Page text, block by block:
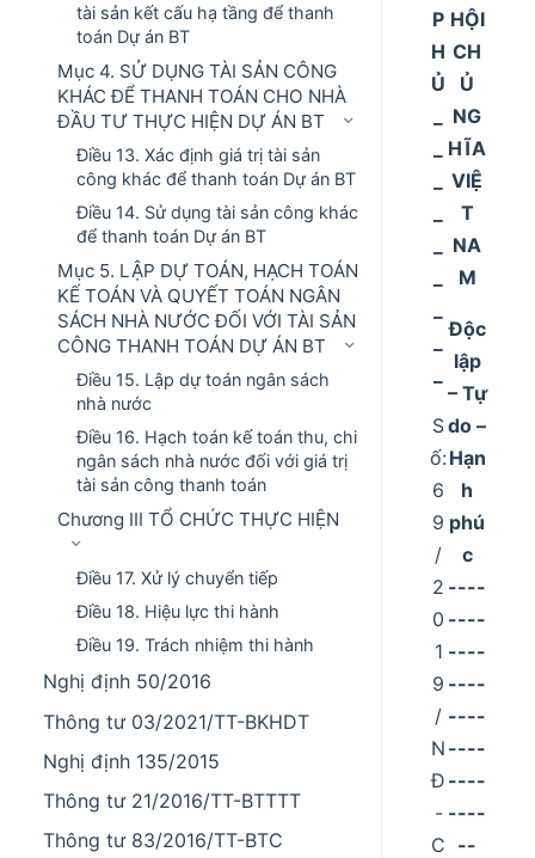
tài sản kết cấu hạ tầng để thanh
toán Dự án BT
Mục 4. SỬ DỤNG TÀI SẢN CÔNG
KHÁC ĐỂ THANH TOÁN CHO NHÀ
ĐẦU TƯ THỰC HIỆN DỰ ÁN BT
Điều 13. Xác định giá trị tài sản
công khác để thanh toán Dự án BT
Điều 14. Sử dụng tài sản công khác
để thanh toán Dự án BT
Mục 5. LẬP DỰ TOÁN, HẠCH TOÁN
KẾ TOÁN VÀ QUYẾT TOÁN NGÂN
SÁCH NHÀ NƯỚC ĐỐI VỚI TÀI SẢN
CÔNG THANH TOÁN DỰ ÁN BT
Điều 15. Lập dự toán ngân sách
nhà nước
Điều 16. Hạch toán kế toán thu, chi
ngân sách nhà nước đối với giá trị
tài sản công thanh toán
Chương III TỔ CHỨC THỰC HIỆN
Điều 17. Xử lý chuyển tiếp
Điều 18. Hiệu lực thi hành
Điều 19. Trách nhiệm thi hành
Nghị định 50/2016
Thông tư 03/2021/TT-BKHDT
Nghị định 135/2015
Thông tư 21/2016/TT-BTTTT
Thông tư 83/2016/TT-BTC
P
H
Ủ
S
ố:
6
9
/
2
0
1
9
/
N
Đ
-
C
HỘI
CH
Ủ
NG
HĨA
VIỆ
T
NA
M
Độc
lập
– Tự
do –
Hạn
h
phú
c
----
----
----
----
----
----
----
----
--